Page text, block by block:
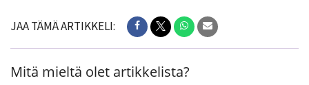
JAA TÄMÄ ARTIKKELI:
Mitä mieltä olet artikkelista?